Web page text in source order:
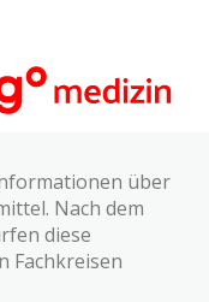
über
Nach dem
diese
Fachkreisen